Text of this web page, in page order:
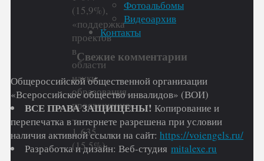
(15,9%),
«поддержка
проектов
в
области
науки,
образования,
просвещения»
–
1 635
(15,5%).
Фотоальбомы
Видеоархив
Контакты
Свежие комментарии
Общероссийской общественной организации
«Всероссийское общество инвалидов» (ВОИ)
ВСЕ ПРАВА ЗАЩИЩЕНЫ! Копирование и
перепечатка в интернете разрешена при условии
наличия активной ссылки на сайт: https://voiengels.ru/
Разработка и дизайн: Веб-студия mitalexe.ru